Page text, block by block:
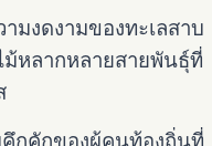
มงดงามของทะเลสาบ
หลากหลายสายพันธุ์ที่
คึกคักของผู้คนท้องถิ่นที่